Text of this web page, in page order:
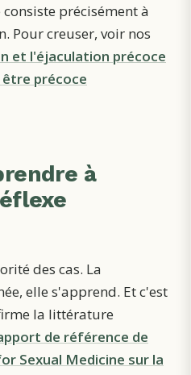
précisément à
Pour creuser, voir nos
et l'éjaculation précoce
précoce
à
des cas. La
elle s'apprend. Et c'est
la littérature
de référence de
Sexual Medicine sur la